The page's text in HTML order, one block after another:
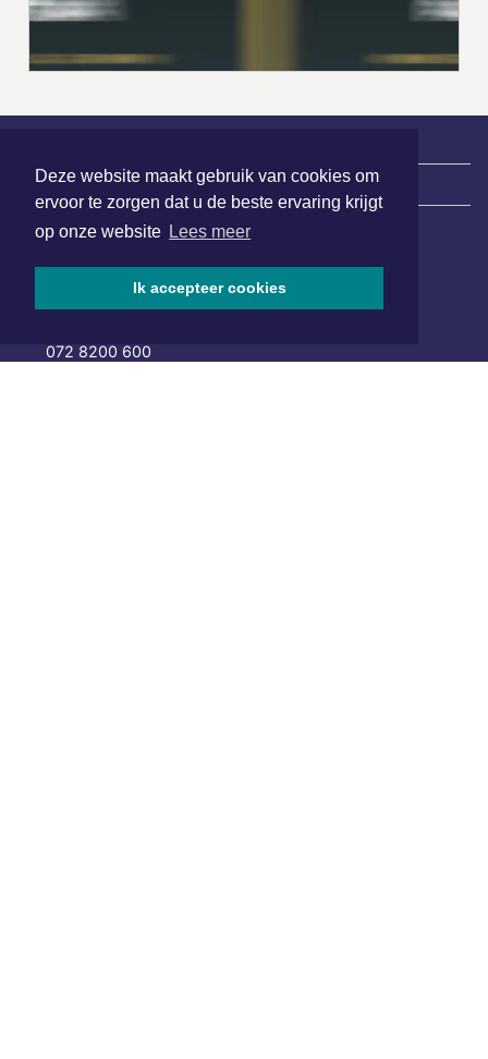
Deze website maakt gebruik van cookies om
ervoor te zorgen dat u de beste ervaring krijgt
op onze website Lees meer
Ik accepteer cookies
| Nieuws | Sport | Evenementen
Hoofdvestiging:
van Benthuizenlaan 1
1701 BZ Heerhugowaard
072 8200 600